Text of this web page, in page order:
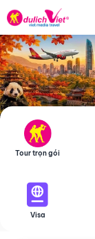
Tour trọn gói
Visa